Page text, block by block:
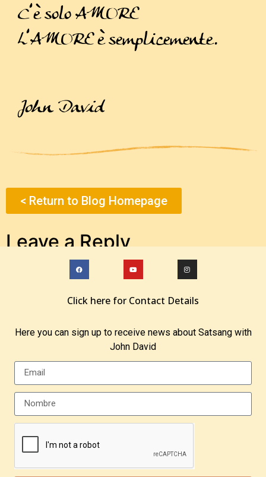
C’è solo AMORE
L’AMORE è semplicemente.
John David
< Return to Blog Homepage
Leave a Reply
logged in to post a comment.
Click here for Contact Details
Here you can sign up to receive news about Satsang with
John David